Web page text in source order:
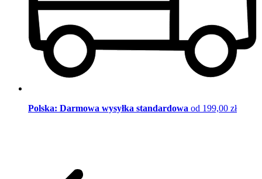
Polska: Darmowa wysyłka standardowa od 199,00 zł